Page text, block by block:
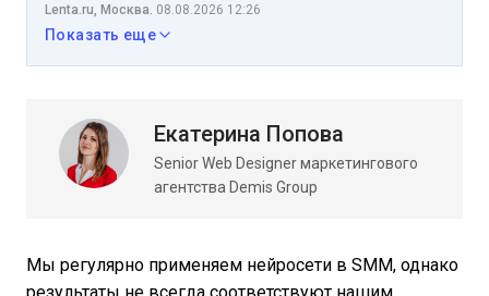
Lenta.ru, Москва. 08.08.2026 12:26
Показать еще
Екатерина Попова
Senior Web Designer маркетингового
агентства Demis Group
Мы регулярно применяем нейросети в SMM, однако
результаты не всегда соответствуют нашим